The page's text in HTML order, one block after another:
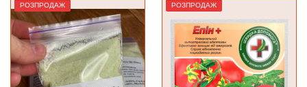
РОЗПРОДАЖ РОЗПРОДАЖ